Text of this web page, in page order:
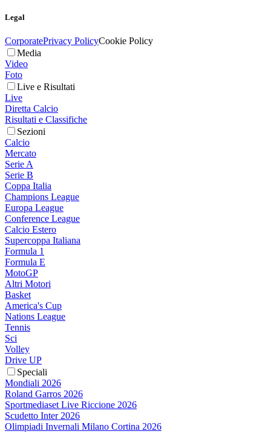
Legal
CorporatePrivacy PolicyCookie Policy
Media
Video
Foto
Live e Risultati
Live
Diretta Calcio
Risultati e Classifiche
Sezioni
Calcio
Mercato
Serie A
Serie B
Coppa Italia
Champions League
Europa League
Conference League
Calcio Estero
Supercoppa Italiana
Formula 1
Formula E
MotoGP
Altri Motori
Basket
America's Cup
Nations League
Tennis
Sci
Volley
Drive UP
Speciali
Mondiali 2026
Roland Garros 2026
Sportmediaset Live Riccione 2026
Scudetto Inter 2026
Olimpiadi Invernali Milano Cortina 2026